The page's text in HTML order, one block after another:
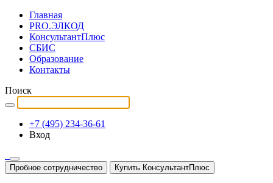
Главная
PRO.ЭЛКОД
КонсультантПлюс
СБИС
Образование
Контакты
Поиск
+7 (495) 234-36-61
Вход
Пробное сотрудничество Купить КонсультантПлюс